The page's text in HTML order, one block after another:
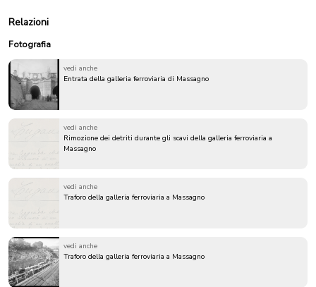
Relazioni
Fotografia
vedi anche
Entrata della galleria ferroviaria di Massagno
vedi anche
Rimozione dei detriti durante gli scavi della galleria ferroviaria a
Massagno
vedi anche
Traforo della galleria ferroviaria a Massagno
vedi anche
Traforo della galleria ferroviaria a Massagno